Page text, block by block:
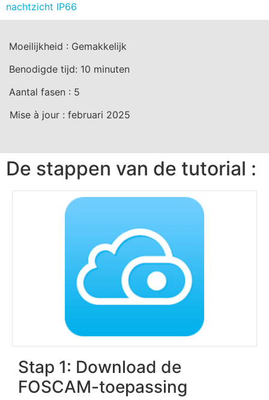
nachtzicht IP66
Moeilijkheid : Gemakkelijk
Benodigde tijd: 10 minuten
Aantal fasen : 5
Mise à jour : februari 2025
De stappen van de tutorial :
Stap 1: Download de
FOSCAM-toepassing